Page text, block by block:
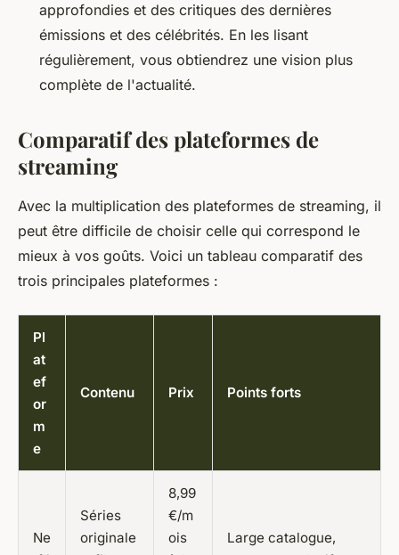
approfondies et des critiques des dernières
émissions et des célébrités. En les lisant
régulièrement, vous obtiendrez une vision plus
complète de l'actualité.
Comparatif des plateformes de
streaming
Avec la multiplication des plateformes de streaming, il
peut être difficile de choisir celle qui correspond le
mieux à vos goûts. Voici un tableau comparatif des
trois principales plateformes :
Pl
at
ef
or
m
e
Contenu Prix Points forts
Ne
Séries
originale
8,99
€/m
ois
Large catalogue,